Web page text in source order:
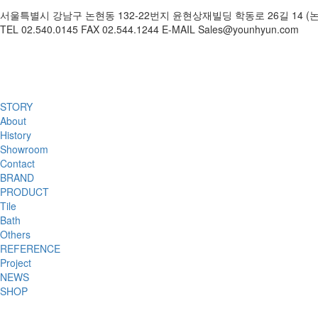
서울특별시 강남구 논현동 132-22번지 윤현상재빌딩 학동로 26길 14 (
TEL 02.540.0145 FAX 02.544.1244 E-MAIL Sales@younhyun.com
STORY
About
History
Showroom
Contact
BRAND
PRODUCT
Tile
Bath
Others
REFERENCE
Project
NEWS
SHOP